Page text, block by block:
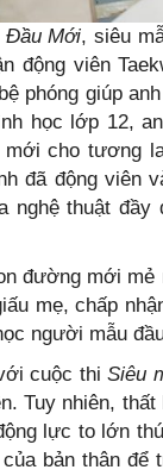
Đầu Mới, siêu
động viên
phóng giúp
học lớp 12,
cho tương
đã động viên
nghệ thuật
đường mới
mẹ, chấp
người mẫu
cuộc thiSiêu
Tuy nhiên,
lực to lớn
bản thân